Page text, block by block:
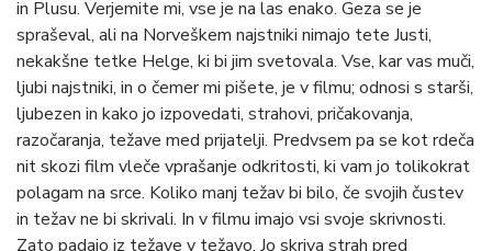
in Plusu. Verjemite mi, vse je na las enako. Geza se je
spraševal, ali na Norveškem najstniki nimajo tete Justi,
nekakšne tetke Helge, ki bi jim svetovala. Vse, kar vas muči,
ljubi najstniki, in o čemer mi pišete, je v filmu; odnosi s starši,
ljubezen in kako jo izpovedati, strahovi, pričakovanja,
razočaranja, težave med prijatelji. Predvsem pa se kot rdeča
nit skozi film vleče vprašanje odkritosti, ki vam jo tolikokrat
polagam na srce. Koliko manj težav bi bilo, če svojih čustev
in težav ne bi skrivali. In v filmu imajo vsi svoje skrivnosti.
Zato padajo iz težave v težavo. Jo skriva strah pred